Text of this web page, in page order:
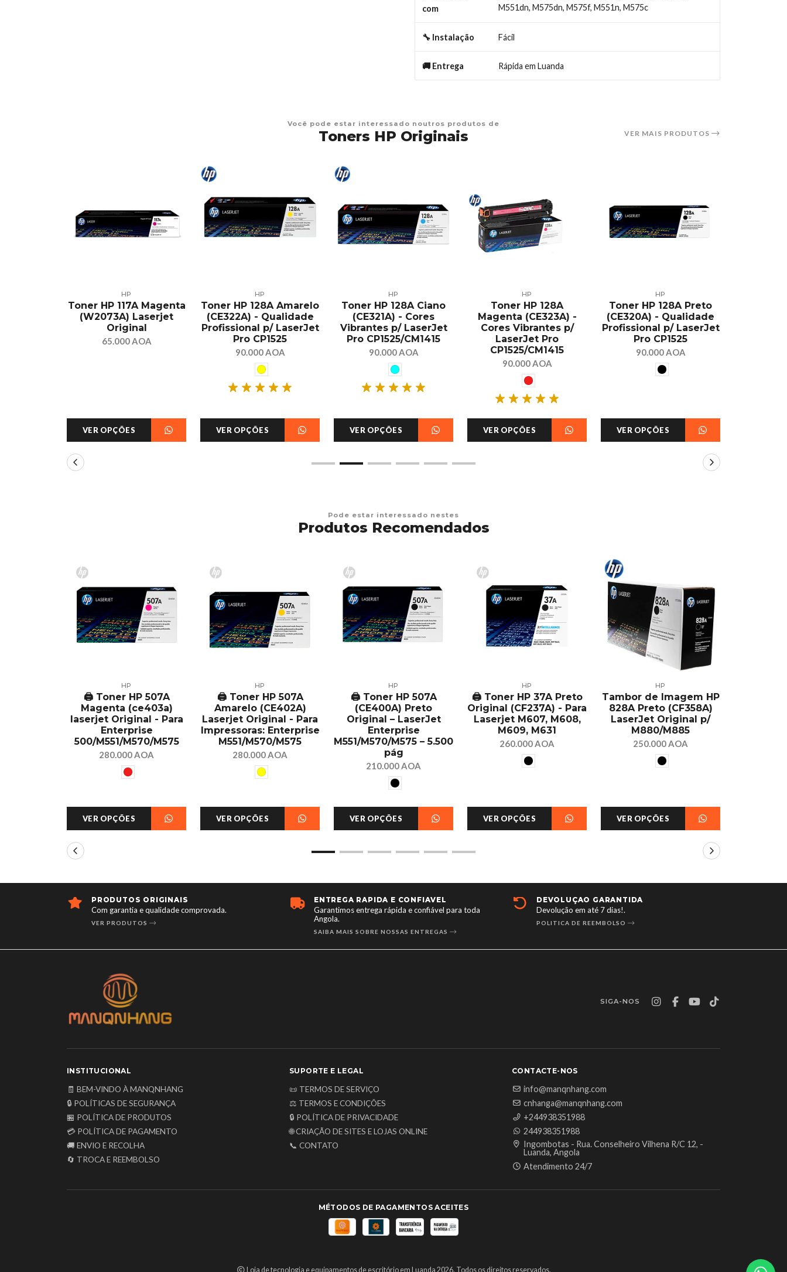
com
M551dn, M575dn, M575f, M551n, M575c
🔧 Instalação Fácil
🚚 Entrega Rápida em Luanda
Você pode estar interessado noutros produtos de
Toners HP Originais VER MAIS PRODUTOS
HP
Toner HP 117A Magenta
(W2073A) Laserjet
Original
65.000 AOA
VER OPÇÕES
HP
Toner HP 128A Amarelo
(CE322A) - Qualidade
Profissional p/ LaserJet
Pro CP1525
90.000 AOA
VER OPÇÕES
HP
Toner HP 128A Ciano
(CE321A) - Cores
Vibrantes p/ LaserJet
Pro CP1525/CM1415
90.000 AOA
VER OPÇÕES
HP
Toner HP 128A
Magenta (CE323A) -
Cores Vibrantes p/
LaserJet Pro
CP1525/CM1415
90.000 AOA
VER OPÇÕES
HP
Toner HP 128A Preto
(CE320A) - Qualidade
Profissional p/ LaserJet
Pro CP1525
90.000 AOA
VER OPÇÕES
Pode estar interessado nestes
Produtos Recomendados
HP
🖨️ Toner HP 507A
Magenta (ce403a)
laserjet Original - Para
Enterprise
500/M551/M570/M575
280.000 AOA
VER OPÇÕES
HP
🖨️ Toner HP 507A
Amarelo (CE402A)
Laserjet Original - Para
Impressoras: Enterprise
M551/M570/M575
280.000 AOA
VER OPÇÕES
HP
🖨️ Toner HP 507A
(CE400A) Preto
Original – LaserJet
Enterprise
M551/M570/M575 – 5.500
pág
210.000 AOA
VER OPÇÕES
HP
🖨️ Toner HP 37A Preto
Original (CF237A) - Para
Laserjet M607, M608,
M609, M631
260.000 AOA
VER OPÇÕES
HP
Tambor de Imagem HP
828A Preto (CF358A)
LaserJet Original p/
M880/M885
250.000 AOA
VER OPÇÕES
PRODUTOS ORIGINAIS
Com garantia e qualidade comprovada.
VER PRODUTOS
ENTREGA RÁPIDA E CONFIÁVEL
Garantimos entrega rápida e confiável para toda
Angola.
SAIBA MAIS SOBRE NOSSAS ENTREGAS
DEVOLUÇÃO GARANTIDA
Devolução em até 7 dias!.
POLITICA DE REEMBOLSO
SIGA-NOS
INSTITUCIONAL
🧾 BEM-VINDO À MANQNHANG
🔒 POLÍTICAS DE SEGURANÇA
🏪 POLÍTICA DE PRODUTOS
💳 POLÍTICA DE PAGAMENTO
🚚 ENVIO E RECOLHA
🔄 TROCA E REEMBOLSO
SUPORTE E LEGAL
📜 TERMOS DE SERVIÇO
⚖️ TERMOS E CONDIÇÕES
🔒 POLÍTICA DE PRIVACIDADE
🌐 CRIAÇÃO DE SITES E LOJAS ONLINE
📞 CONTATO
CONTACTE-NOS
info@manqnhang.com
cnhanga@manqnhang.com
+244938351988
244938351988
Ingombotas - Rua. Conselheiro Vilhena R/C 12, -
Luanda, Angola
Atendimento 24/7
MÉTODOS DE PAGAMENTOS ACEITES
Loja de tecnologia e equipamentos de escritório em Luanda 2026. Todos os direitos reservados.